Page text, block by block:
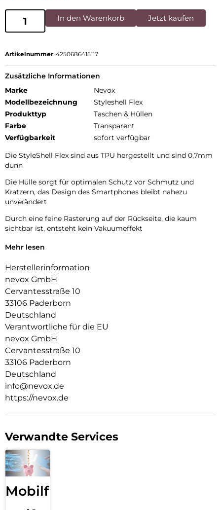
In den Warenkorb Jetzt kaufen
Artikelnummer 4250686415117
Zusätzliche Informationen
Marke
Nevox
Modellbezeichnung
Styleshell Flex
Produkttyp
Taschen & Hüllen
Farbe
Transparent
Verfügbarkeit
sofort verfügbar
Die StyleShell Flex sind aus TPU hergestellt und sind 0,7mm
dünn
Die Hülle sorgt für optimalen Schutz vor Schmutz und
Kratzern, das Design des Smartphones bleibt nahezu
unverändert
Durch eine feine Rasterung auf der Rückseite, die kaum
sichtbar ist, entsteht kein Vakuumeffekt
Alle Tasten und Ecken werden geschützt, zudem ist für die
Mehr lesen
Herstellerinformation
nevox GmbH
Cervantesstraße 10
33106 Paderborn
Deutschland
Verantwortliche für die EU
nevox GmbH
Cervantesstraße 10
33106 Paderborn
Deutschland
info@nevox.de
https://nevox.de
Verwandte Services
Mobilfunk